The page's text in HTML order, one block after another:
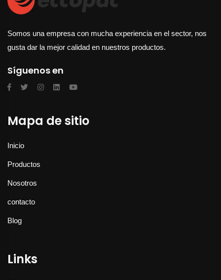
Somos una empresa con mucha experiencia en el sector, nos
gusta dar la mejor calidad en nuestros productos.
Síguenos en
Mapa de sitio
Inicio
Productos
Nosotros
contacto
Blog
Links